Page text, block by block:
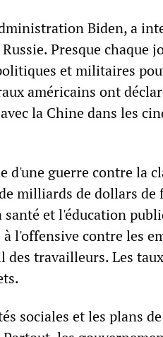
Biden, a
Presque chaque
et militaires
américains ont
la Chine dans les
d'une guerre contre la
milliards de dollars de
santé et l'éducation
l'offensive contre les
travailleurs. Les
sociales et les plans